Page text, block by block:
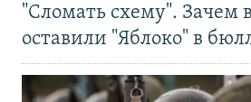
"Сломать схему". Зачем
оставили "Яблоко" в